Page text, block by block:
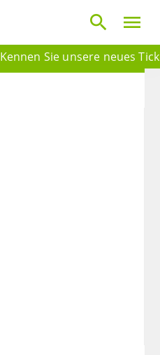
Kennen Sie unsere neues
menu
search